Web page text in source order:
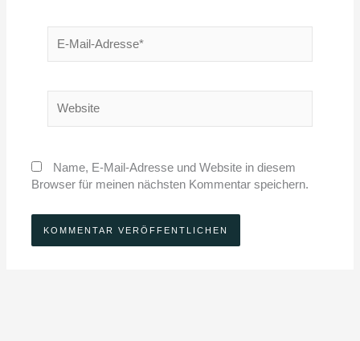
Mail-
Name, E-Mail-Adresse und Website in diesem
Browser für meinen nächsten Kommentar speichern.